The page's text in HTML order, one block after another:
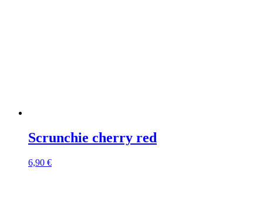
Scrunchie cherry red
6,90 €